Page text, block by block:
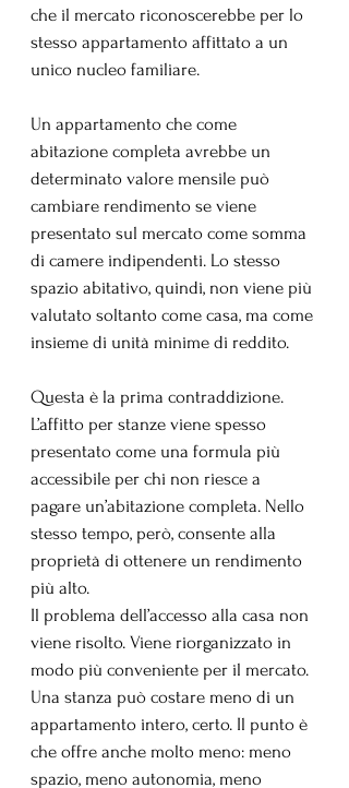
che il mercato riconoscerebbe per lo
stesso appartamento affittato a un
unico nucleo familiare.
Un appartamento che come
abitazione completa avrebbe un
determinato valore mensile può
cambiare rendimento se viene
presentato sul mercato come somma
di camere indipendenti. Lo stesso
spazio abitativo, quindi, non viene più
valutato soltanto come casa, ma come
insieme di unità minime di reddito.
Questa è la prima contraddizione.
L’affitto per stanze viene spesso
presentato come una formula più
accessibile per chi non riesce a
pagare un’abitazione completa. Nello
stesso tempo, però, consente alla
proprietà di ottenere un rendimento
più alto.
Il problema dell’accesso alla casa non
viene risolto. Viene riorganizzato in
modo più conveniente per il mercato.
Una stanza può costare meno di un
appartamento intero, certo. Il punto è
che offre anche molto meno: meno
spazio, meno autonomia, meno